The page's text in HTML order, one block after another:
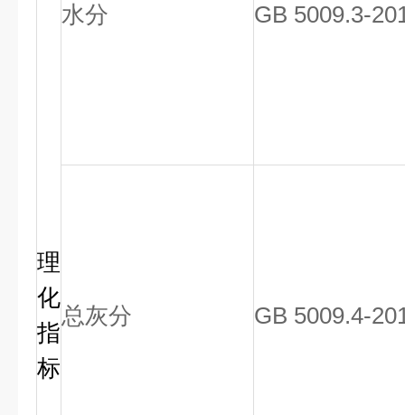
理
化
指
标
水分 GB 5009.3-
总灰分 GB 5009.4-